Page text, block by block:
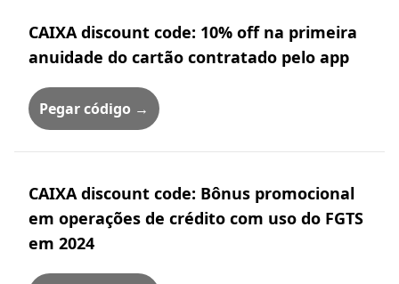
CAIXA discount code: 10% off na primeira
anuidade do cartão contratado pelo app
Pegar código →
CAIXA discount code: Bônus promocional
em operações de crédito com uso do FGTS
em 2024